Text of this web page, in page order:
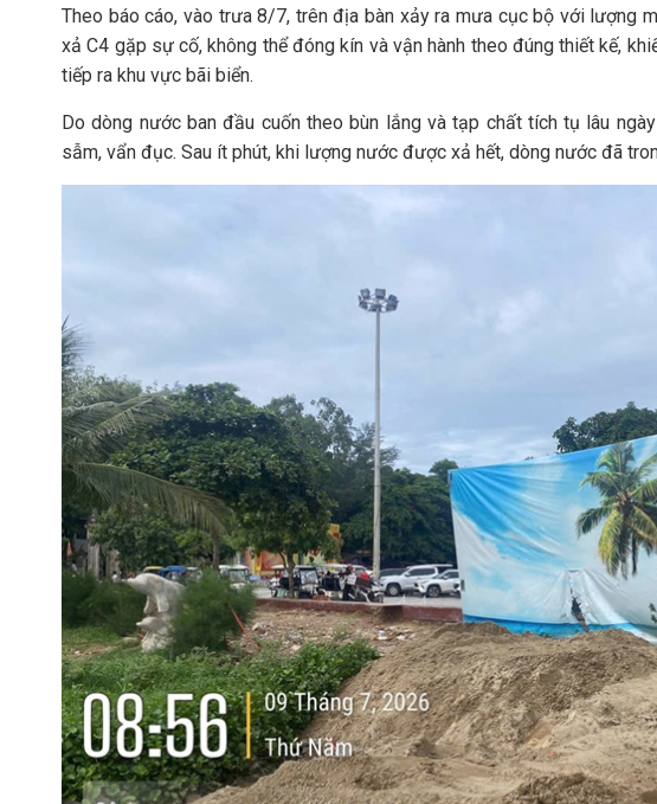
Theo báo cáo, vào trưa 8/7, trên địa bàn xảy ra mưa cục bộ với lượng
xả C4 gặp sự cố, không thể đóng kín và vận hành theo đúng thiết kế,
tiếp ra khu vực bãi biển.
Do dòng nước ban đầu cuốn theo bùn lắng và tạp chất tích tụ lâu
sẫm, vẩn đục. Sau ít phút, khi lượng nước được xả hết, dòng nước đã